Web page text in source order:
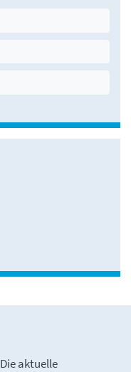
Die aktuelle